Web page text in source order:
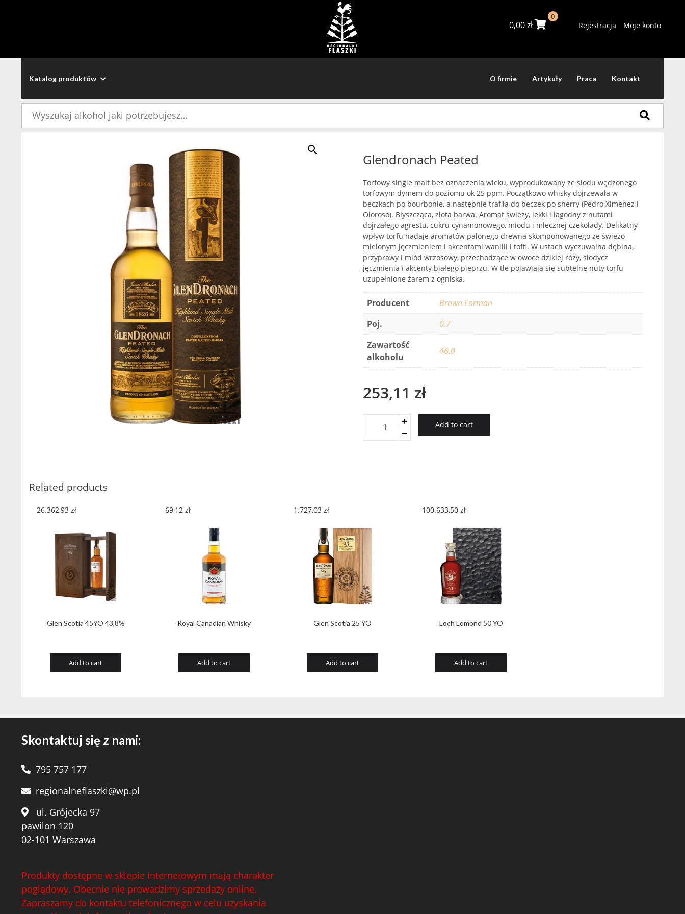
0,00zł
0
Rejestracja Moje konto
Katalog produktów O firmie Artykuły Praca Kontakt
Glendronach Peated
Torfowy single malt bez oznaczenia wieku, wyprodukowany ze słodu wędzonego
torfowym dymem do poziomu ok 25 ppm. Początkowo whisky dojrzewała w
beczkach po bourbonie, a następnie trafiła do beczek po sherry (Pedro Ximenez i
Oloroso). Błyszcząca, złota barwa. Aromat świeży, lekki i łagodny z nutami
dojrzałego agrestu, cukru cynamonowego, miodu i mlecznej czekolady. Delikatny
wpływ torfu nadaje aromatów palonego drewna skomponowanego ze świeżo
mielonym jęczmieniem i akcentami wanilii i toffi. W ustach wyczuwalna dębina,
przyprawy i miód wrzosowy, przechodzące w owoce dzikiej róży, słodycz
jęczmienia i akcenty białego pieprzu. W tle pojawiają się subtelne nuty torfu
uzupełnione żarem z ogniska.
Producent
Brown Forman
Poj.
0.7
Zawartość
alkoholu
46.0
253,11 zł
Glendronach
Peated
Add to cart
Related products
Glen Scotia 45YO 43,8%
26.362,93 zł
Add to cart
Royal Canadian Whisky
69,12 zł
Add to cart
Glen Scotia 25 YO
1.727,03 zł
Add to cart
Loch Lomond 50 YO
100.633,50 zł
Add to cart
Skontaktuj się z nami:
795 757 177
regionalneflaszki@wp.pl
ul. Grójecka 97
pawilon 120
02-101 Warszawa
Produkty dostępne w sklepie internetowym mają charakter
poglądowy. Obecnie nie prowadzimy sprzedaży online.
Zapraszamy do kontaktu telefonicznego w celu uzyskania